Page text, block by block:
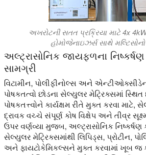
અખરોટની સતત પ્રક્રિયા માટે 4x
હોમોજેનાઇઝર્સ સાથે
અલ્ટ્રાસોનિક જાયફળના
સામગ્રી
વિટામીન, પોલીફીનોલ્સ અને
પોષકતત્વો છોડના સેલ્યુલર મેટ્રિક્સમાં
પોષકતત્ત્વોને કાર્યક્ષમ રીતે મુક્ત કરવા
દ્રાવક વચ્ચે સંપૂર્ણ કોષ વિક્ષેપ અને તીવ્ર
ઉપર વર્ણવ્યા મુજબ, અલ્ટ્રાસોનિક નિષ્કર્ષણ
સેલ્યુલર મેટ્રિક્સમાંથી લિપિડ્સ, પ્રોટીન,
અને ફાયટોકેમિકલ્સને મુક્ત કરવામાં ખૂબ જ